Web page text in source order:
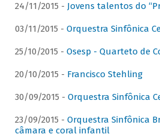
24/11/2015 - Jovens talentos do
03/11/2015 - Orquestra Sinfônica
25/10/2015 - Osesp - Quarteto de
20/10/2015 - Francisco Stehling
30/09/2015 - Orquestra Sinfônica
23/09/2015 - Orquestra Sinfônica
câmara e coral infantil